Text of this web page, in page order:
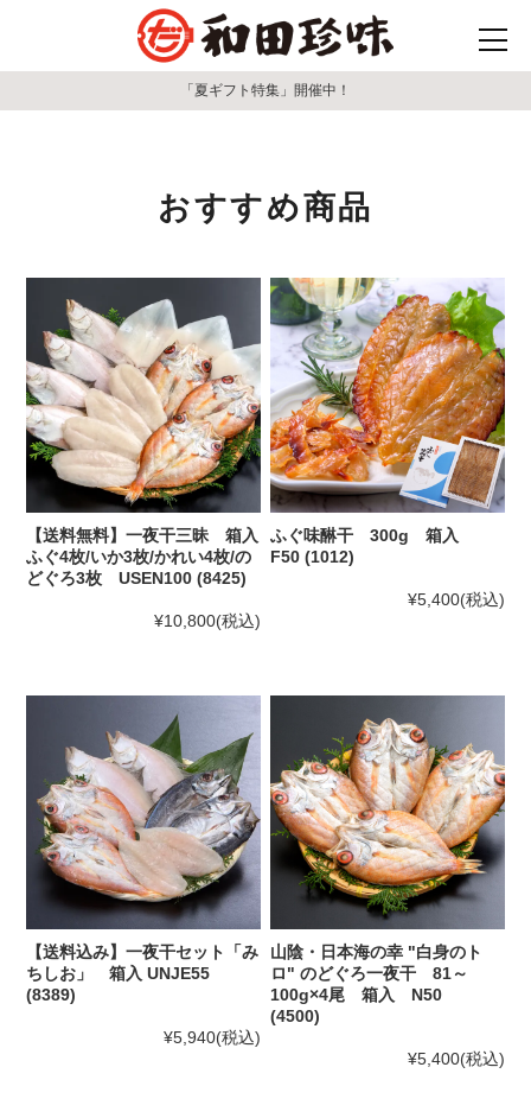
「夏ギフト特集」開催中！
おすすめ商品
【送料無料】一夜干三昧 箱入
ふぐ4枚/いか3枚/かれい4枚/の
どぐろ3枚 USEN100 (8425)
¥10,800(税込)
ふぐ味醂干 300g 箱入
F50 (1012)
¥5,400(税込)
【送料込み】一夜干セット「み
ちしお」 箱入 UNJE55
(8389)
¥5,940(税込)
山陰・日本海の幸 "白身のト
ロ" のどぐろ一夜干 81～
100g×4尾 箱入 N50
(4500)
¥5,400(税込)